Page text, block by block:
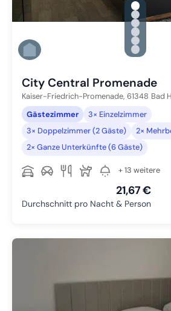
Zu Slide
Zu Slide
Zu Slide
Zu Slide
Zu Slide
Zu Slide
City Central Promenade
Kaiser-Friedrich-Promenade, 61348 Bad
Gästezimmer
3× Einzelzimmer
3× Doppelzimmer (2 Gäste)
2×
2× Ganze Unterkünfte (6 Gäste)
+ 13 weitere
21,67 €
Durchschnitt pro Nacht & Person